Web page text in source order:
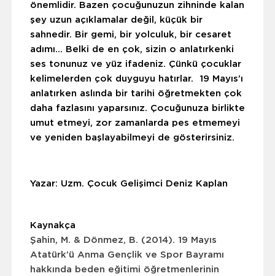
önemlidir. Bazen çocuğunuzun zihninde kalan
şey uzun açıklamalar değil, küçük bir
sahnedir. Bir gemi, bir yolculuk, bir cesaret
adımı… Belki de en çok, sizin o anlatırkenki
ses tonunuz ve yüz ifadeniz. Çünkü çocuklar
kelimelerden çok duyguyu hatırlar. 19 Mayıs’ı
anlatırken aslında bir tarihi öğretmekten çok
daha fazlasını yaparsınız. Çocuğunuza birlikte
umut etmeyi, zor zamanlarda pes etmemeyi
ve yeniden başlayabilmeyi de gösterirsiniz.
Yazar: Uzm. Çocuk Gelişimci Deniz Kaplan
Kaynakça
Şahin, M. & Dönmez, B. (2014). 19 Mayıs
Atatürk’ü Anma Gençlik ve Spor Bayramı
hakkında beden eğitimi öğretmenlerinin